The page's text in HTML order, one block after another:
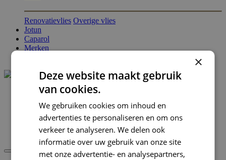
Renovatievlies Overige vlies
Jotun
Caparol
Merken
Favorieten
×
Deze website maakt gebruik
van cookies.
We gebruiken cookies om inhoud en
advertenties te personaliseren en om ons
verkeer te analyseren. We delen ook
informatie over uw gebruik van onze site
met onze advertentie- en analysepartners,